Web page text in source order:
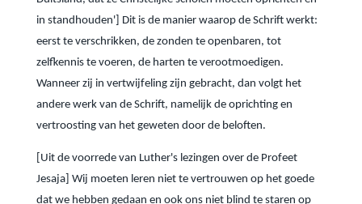
in standhouden'] Dit is de manier waarop de Schrift werkt:
eerst te verschrikken, de zonden te openbaren, tot
zelfkennis te voeren, de harten te verootmoedigen.
Wanneer zij in vertwijfeling zijn gebracht, dan volgt het
andere werk van de Schrift, namelijk de oprichting en
vertroosting van het geweten door de beloften.
[Uit de voorrede van Luther's lezingen over de Profeet
Jesaja] Wij moeten leren niet te vertrouwen op het goede
dat we hebben gedaan en ook ons niet blind te staren op